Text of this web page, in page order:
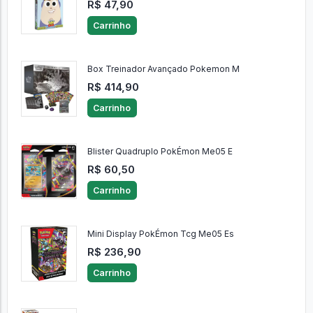
R$ 47,90
Carrinho
Box Treinador Avançado Pokemon M
R$ 414,90
Carrinho
Blister Quadruplo PokÉmon Me05 E
R$ 60,50
Carrinho
Mini Display PokÉmon Tcg Me05 Es
R$ 236,90
Carrinho